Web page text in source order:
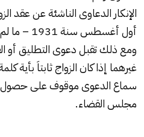
الإنكار الدعاوى الناشئة عن عقد
أول أغسطس
ومع ذلك تقبل دعوى التطليق
غيرهما إذا كان الزواج ثابتاَ
سماع الدعوى موقوف على حصول
مجلس القضاء.